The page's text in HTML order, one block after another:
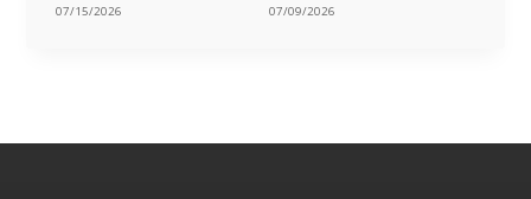
07/15/2026 07/09/2026